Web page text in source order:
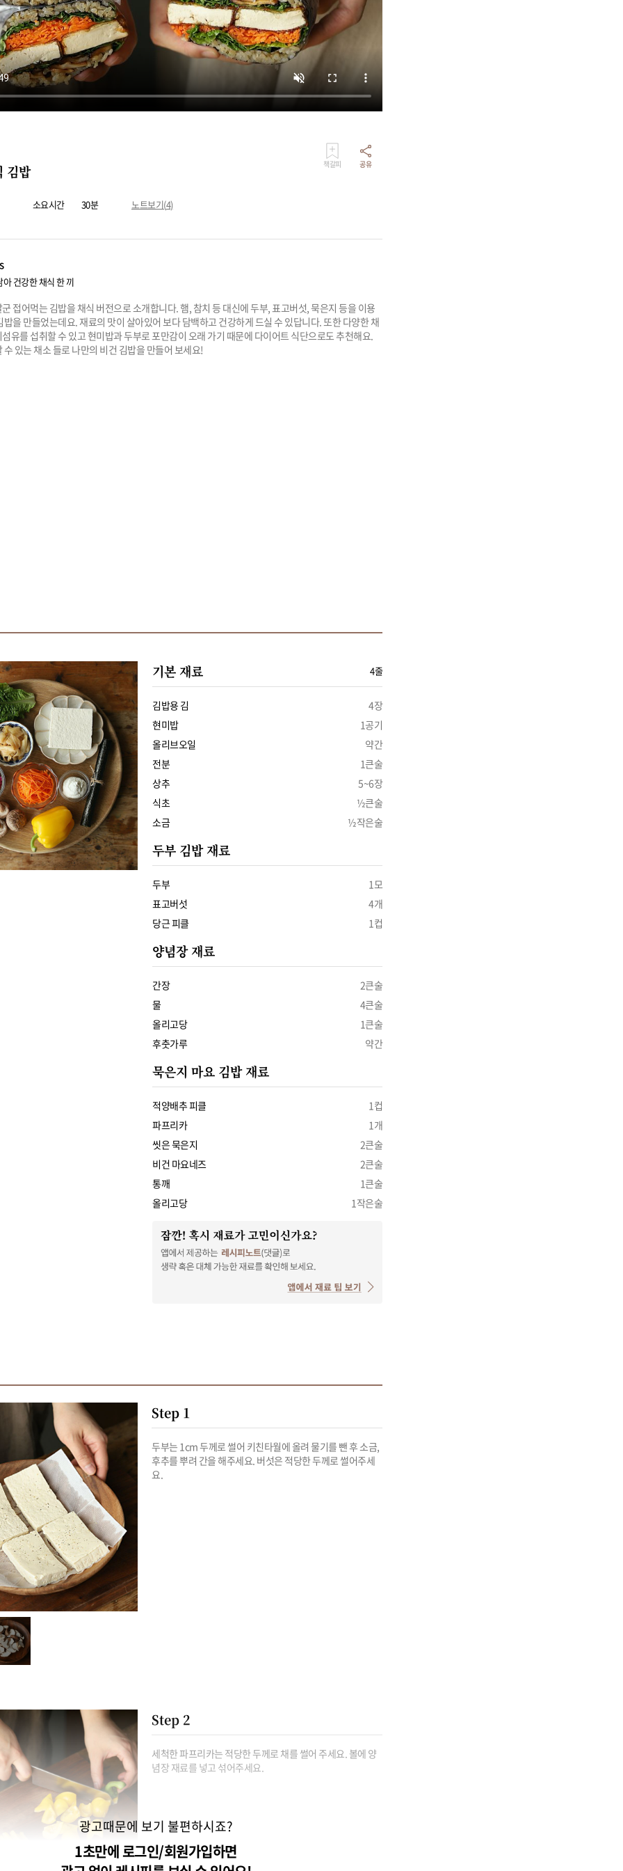
김밥 책갈피 공유
소요시간 30분 노트보기(4)
건강한 채식 한 끼
접어먹는 김밥을 채식 버전으로 소개합니다. 햄, 참치 등 대신에 두부, 표고버섯, 묵은지 등을 이용
밥을 만들었는데요. 재료의 맛이 살아있어 보다 담백하고 건강하게 드실 수 있답니다. 또한 다양한 채
유를 섭취할 수 있고 현미밥과 두부로 포만감이 오래 가기 때문에 다이어트 식단으로도 추천해요.
있는 채소 들로 나만의 비건 김밥을 만들어 보세요!
기본 재료 4줄
김밥용 김
4장
현미밥
1공기
올리브오일
약간
전분
1큰술
상추
5~6장
식초
½큰술
소금
½작은술
두부 김밥 재료
두부
1모
표고버섯
4개
당근 피클
1컵
양념장 재료
간장
2큰술
물
4큰술
올리고당
1큰술
후춧가루
약간
묵은지 마요 김밥 재료
적양배추 피클
1컵
파프리카
1개
씻은 묵은지
2큰술
비건 마요네즈
2큰술
통깨
1큰술
올리고당
1작은술
Step 1
두부는 1cm 두께로 썰어 키친타월에 올려 물기를 뺀 후 소금,
후추를 뿌려 간을 해주세요. 버섯은 적당한 두께로 썰어주세
요.
Step 2
세척한 파프리카는 적당한 두께로 채를 썰어 주세요. 볼에 양
념장 재료를 넣고 섞어주세요.
광고때문에 보기 불편하시죠?
1초만에 로그인/회원가입하면